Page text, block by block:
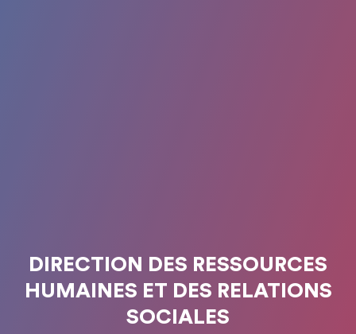
DIRECTION DES RESSOURCES
HUMAINES ET DES RELATIONS
SOCIALES